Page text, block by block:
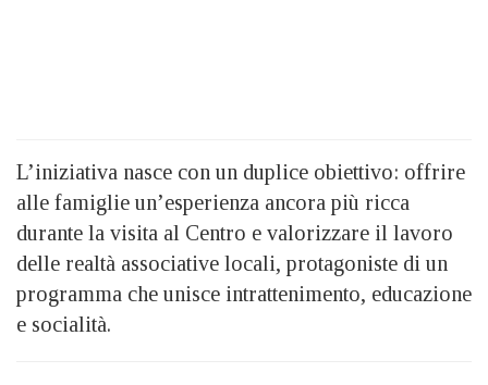
L’iniziativa nasce con un duplice obiettivo: offrire
alle famiglie un’esperienza ancora più ricca
durante la visita al Centro e valorizzare il lavoro
delle realtà associative locali, protagoniste di un
programma che unisce intrattenimento, educazione
e socialità.